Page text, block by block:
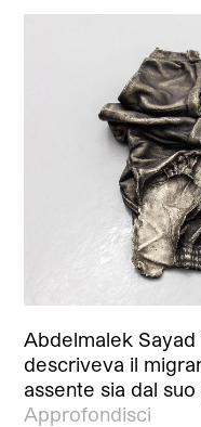
Abdelmalek Sayad
descriveva il
assente sia dal
Approfondisci